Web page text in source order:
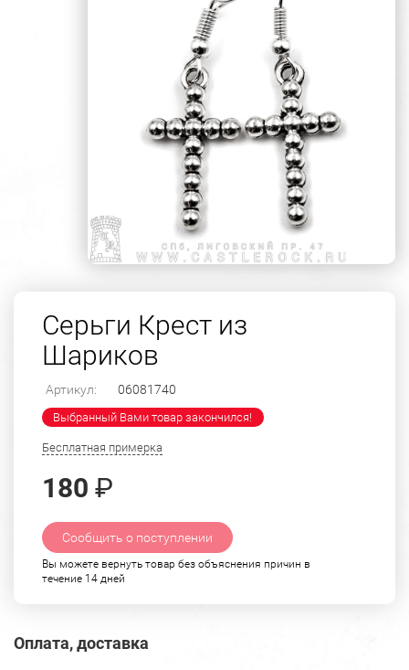
Серьги Крест из
Шариков
Артикул: 06081740
Выбранный Вами товар закончился!
Бесплатная примерка
180 ₽
Сообщить о поступлении
Вы можете вернуть товар без объяснения причин в
течение 14 дней
Оплата, доставка